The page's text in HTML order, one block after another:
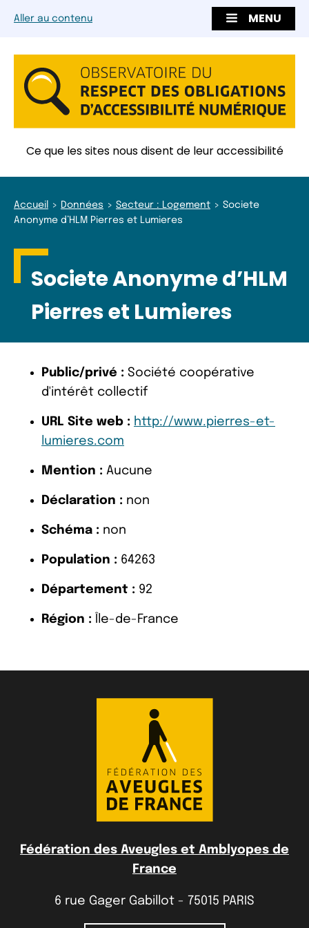
Aller au contenu MENU
Ce que les sites nous disent de leur accessibilité
Accueil Données Secteur : Logement
Societe
Anonyme d’HLM Pierres et Lumieres
Societe Anonyme d’HLM
Pierres et Lumieres
Public/privé : Société coopérative
d'intérêt collectif
URL Site web : http://www.pierres-et-
lumieres.com
Mention : Aucune
Déclaration : non
Schéma : non
Population : 64263
Département : 92
Région : Île-de-France
Fédération des Aveugles et Amblyopes de
France
6 rue Gager Gabillot - 75015 PARIS